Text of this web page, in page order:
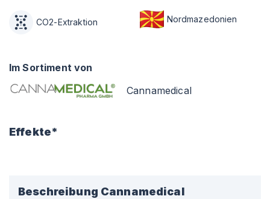
CO2-Extraktion Nordmazedonien
Im Sortiment von
Cannamedical
Effekte*
Beschreibung Cannamedical